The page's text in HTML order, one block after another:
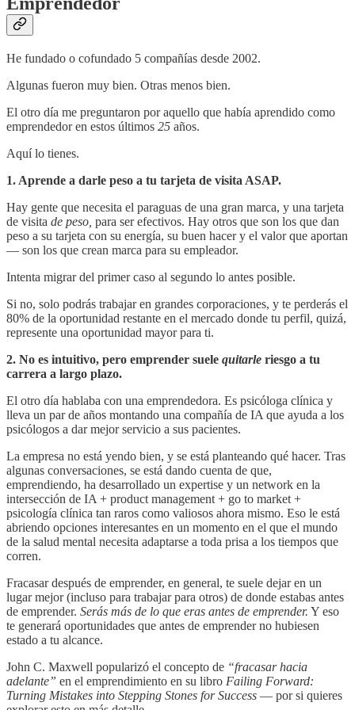
He fundado o cofundado 5 compañías desde 2002.
Algunas fueron muy bien. Otras menos bien.
El otro día me preguntaron por aquello que había aprendido como
emprendedor en estos últimos 25 años.
Aquí lo tienes.
1. Aprende a darle peso a tu tarjeta de visita ASAP.
Hay gente que necesita el paraguas de una gran marca, y una tarjeta
de visita de peso, para ser efectivos. Hay otros que son los que dan
peso a su tarjeta con su energía, su buen hacer y el valor que aportan
— son los que crean marca para su empleador.
Intenta migrar del primer caso al segundo lo antes posible.
Si no, solo podrás trabajar en grandes corporaciones, y te perderás el
80% de la oportunidad restante en el mercado donde tu perfil, quizá,
represente una oportunidad mayor para ti.
2. No es intuitivo, pero emprender suele quitarle riesgo a tu
carrera a largo plazo.
El otro día hablaba con una emprendedora. Es psicóloga clínica y
lleva un par de años montando una compañía de IA que ayuda a los
psicólogos a dar mejor servicio a sus pacientes.
La empresa no está yendo bien, y se está planteando qué hacer. Tras
algunas conversaciones, se está dando cuenta de que,
emprendiendo, ha desarrollado un expertise y un network en la
intersección de IA + product management + go to market +
psicología clínica tan raros como valiosos ahora mismo. Eso le está
abriendo opciones interesantes en un momento en el que el mundo
de la salud mental necesita adaptarse a toda prisa a los tiempos que
corren.
Fracasar después de emprender, en general, te suele dejar en un
lugar mejor (incluso para trabajar para otros) de donde estabas antes
de emprender. Serás más de lo que eras antes de emprender. Y eso
te generará oportunidades que antes de emprender no hubiesen
estado a tu alcance.
John C. Maxwell popularizó el concepto de “fracasar hacia
adelante” en el emprendimiento en su libro Failing Forward:
Turning Mistakes into Stepping Stones for Success — por si quieres